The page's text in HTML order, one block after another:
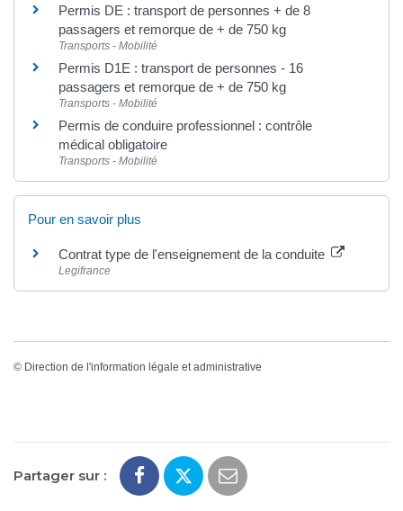
Permis DE : transport de personnes + de 8
passagers et remorque de + de 750 kg
Transports - Mobilité
Permis D1E : transport de personnes - 16
passagers et remorque de + de 750 kg
Transports - Mobilité
Permis de conduire professionnel : contrôle
médical obligatoire
Transports - Mobilité
Pour en savoir plus
Contrat type de l'enseignement de la conduite
Legifrance
© Direction de l'information légale et administrative
Partager sur :